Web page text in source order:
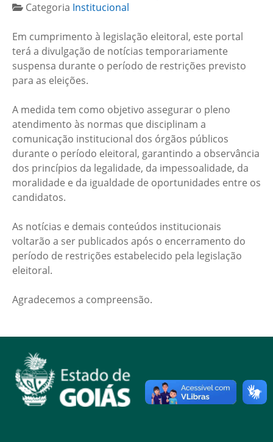
Categoria Institucional
Em cumprimento à legislação eleitoral, este portal
terá a divulgação de notícias temporariamente
suspensa durante o período de restrições previsto
para as eleições.
A medida tem como objetivo assegurar o pleno
atendimento às normas que disciplinam a
comunicação institucional dos órgãos públicos
durante o período eleitoral, garantindo a observância
dos princípios da legalidade, da impessoalidade, da
moralidade e da igualdade de oportunidades entre os
candidatos.
As notícias e demais conteúdos institucionais
voltarão a ser publicados após o encerramento do
período de restrições estabelecido pela legislação
eleitoral.
Agradecemos a compreensão.